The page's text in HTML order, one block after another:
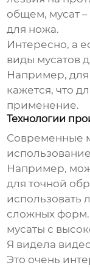
общем, мусат
для ножа.
Интересно, а
виды мусатов
Например,
кажется, что
применение.
Технологии
Современные
Например,
для точной
использовать
сложных форм.
мусаты с
Я видела
Это очень